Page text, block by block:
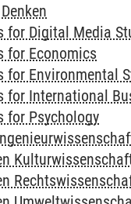
for Digital Media
for Economics
for Environmental
for International
for Psychology